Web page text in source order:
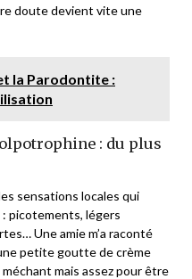
doute devient vite une
la Parodontite :
: du plus
sensations locales qui
picotements, légers
Une amie m’a raconté
petite goutte de crème
méchant mais assez pour être